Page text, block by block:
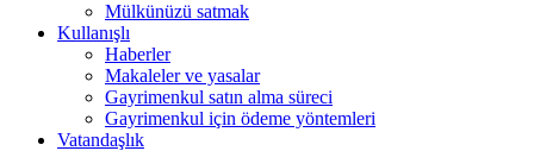
Mülkünüzü satmak
Kullanışlı
Haberler
Makaleler ve yasalar
Gayrimenkul satın alma süreci
Gayrimenkul için ödeme yöntemleri
Vatandaşlık